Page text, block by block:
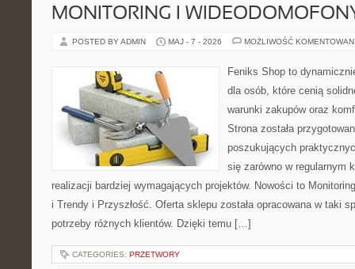
MONITORING I
POSTED BY ADMIN MAJ - 7 - 2026 MOŻLIWOŚĆ
Feniks Shop to
dla osób, które cenią
warunki zakupów oraz
Strona została
poszukujących
się zarówno w regularnym
realizacji bardziej wymagających projektów. Nowości to
i Trendy i Przyszłość. Oferta sklepu została opracowana w taki
potrzeby różnych klientów. Dzięki temu […]
CATEGORIES: PRZETWORY